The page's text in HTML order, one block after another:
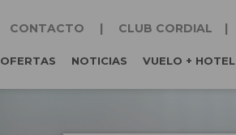
CONTACTO CLUB CORDIAL
OFERTAS NOTICIAS VUELO + HOTEL